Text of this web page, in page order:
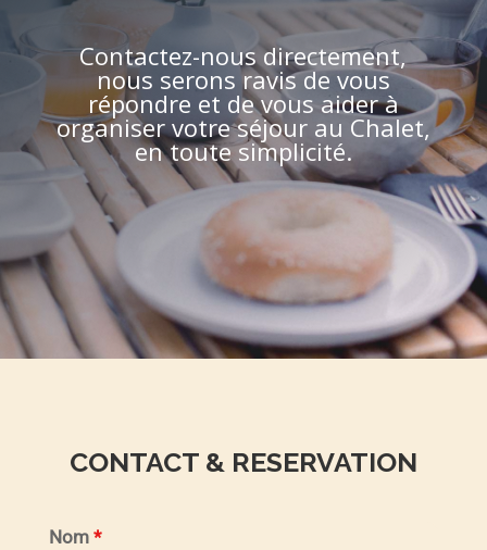
Contactez-nous directement,
nous serons ravis de vous
répondre et de vous aider à
organiser votre séjour au Chalet,
en toute simplicité.
CONTACT & RESERVATION
Nom *